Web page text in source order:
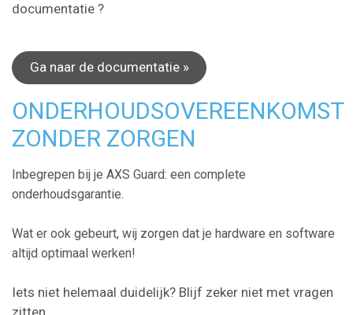
documentatie ?
Ga naar de documentatie »
ONDERHOUDSOVEREENKOMST
ZONDER ZORGEN
Inbegrepen bij je AXS Guard: een complete
onderhoudsgarantie.
Wat er ook gebeurt, wij zorgen dat je hardware en software
altijd optimaal werken!
Iets niet helemaal duidelijk? Blijf zeker niet met vragen
zitten.